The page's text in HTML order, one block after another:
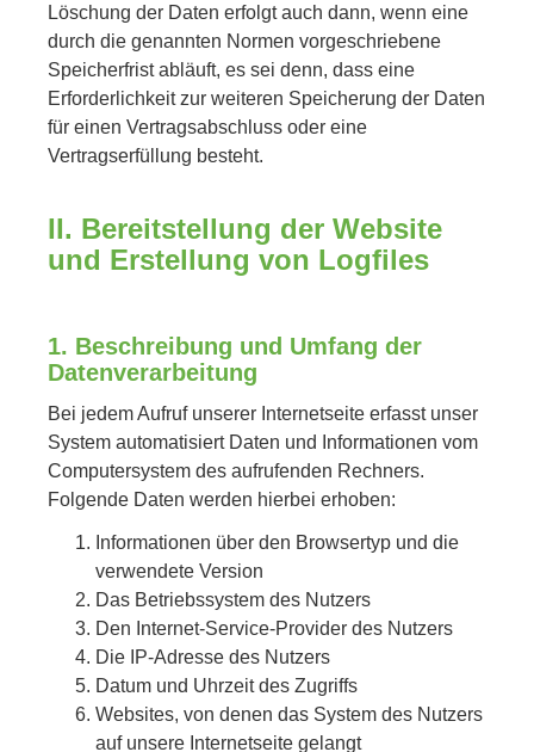
Löschung der Daten erfolgt auch dann, wenn eine
durch die genannten Normen vorgeschriebene
Speicherfrist abläuft, es sei denn, dass eine
Erforderlichkeit zur weiteren Speicherung der Daten
für einen Vertragsabschluss oder eine
Vertragserfüllung besteht.
II. Bereitstellung der Website
und Erstellung von Logfiles
1. Beschreibung und Umfang der
Datenverarbeitung
Bei jedem Aufruf unserer Internetseite erfasst unser
System automatisiert Daten und Informationen vom
Computersystem des aufrufenden Rechners.
Folgende Daten werden hierbei erhoben:
Informationen über den Browsertyp und die
verwendete Version
Das Betriebssystem des Nutzers
Den Internet-Service-Provider des Nutzers
Die IP-Adresse des Nutzers
Datum und Uhrzeit des Zugriffs
Websites, von denen das System des Nutzers
auf unsere Internetseite gelangt